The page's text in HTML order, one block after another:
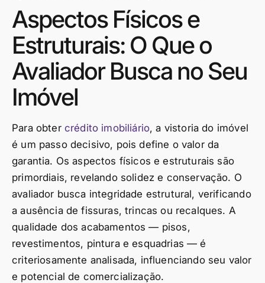
Aspectos Físicos e
Estruturais: O Que o
Avaliador Busca no Seu
Imóvel
Para obter crédito imobiliário, a vistoria do imóvel
é um passo decisivo, pois define o valor da
garantia. Os aspectos físicos e estruturais são
primordiais, revelando solidez e conservação. O
avaliador busca integridade estrutural, verificando
a ausência de fissuras, trincas ou recalques. A
qualidade dos acabamentos — pisos,
revestimentos, pintura e esquadrias — é
criteriosamente analisada, influenciando seu valor
e potencial de comercialização.